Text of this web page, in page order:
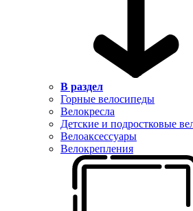
В раздел
Горные велосипеды
Велокресла
Детские и подростковые
Велоаксессуары
Велокрепления